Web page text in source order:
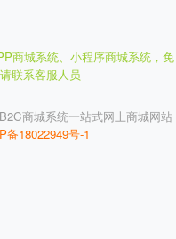
商城系统、小程序商城系统， 免
联系客服人员
商城系统一站式网上商城网站
备18022949号-1